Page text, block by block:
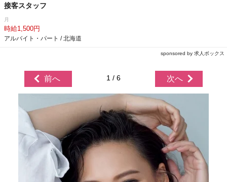
接客スタッフ
月
時給1,500円
アルバイト・パート / 北海道
sponsored by 求人ボックス
前へ 1 / 6 次へ